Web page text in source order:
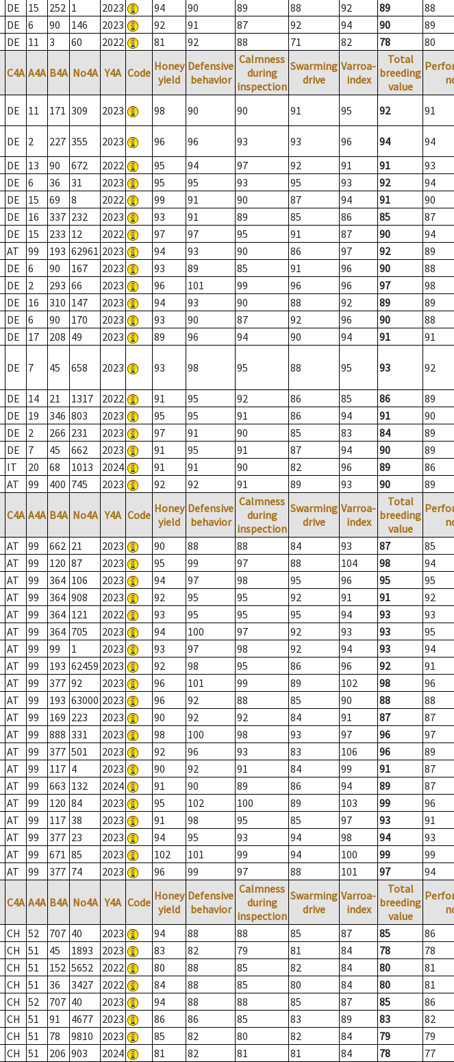
DE 15 252 1 2023 94 90 89 88 92 89
88
DE 6 90 146 2023 92 91 87 92 94 90
89
DE 11 3 60 2022 81 92 88 71 82 78 80
C4A A4A B4A No4A Y4A Code Honey
yield
Defensive
behavior
Calmness
during
inspection
Swarming
drive
Varroa-
index
Total
breeding
value
DE 11 171 309 2023 98 90 90 91 95 92 91
DE 2 227 355 2023 96 96 93 93 96 94
94
DE 13 90 672 2022 95 94 97 92 91 91
93
DE 6 36 31 2023 95 95 93 95 93 92
94
DE 15 69 8 2022 99 91 90 87 94 91
90
DE 16 337 232 2023 93 91 89 85 86 85
87
DE 15 233 12 2022 97 97 95 91 87 90
94
AT 99 193 62961 2023 94 93 90 86 97 92
89
DE 6 90 167 2023 93 89 85 91 96 90
88
DE 2 293 66 2023 96 101 99 96 96 97
98
DE 16 310 147 2023 94 93 90 88 92 89
89
DE 6 90 170 2023 93 90 87 92 96 90
88
DE 17 208 49 2023 89 96 94 90 94 91 91
DE 7 45 658 2023 93 98 95 88 95 93 92
DE 14 21 1317 2022 91 95 92 86 85 86
89
DE 19 346 803 2023 95 95 91 86 94 91
90
DE 2 266 231 2023 97 91 90 85 83 84
89
DE 7 45 662 2023 91 95 91 87 94 90
89
IT 20 68 1013 2024 91 91 90 82 96 89
86
AT 99 400 745 2023 92 92 91 89 93 90 89
C4A A4A B4A No4A Y4A Code Honey
yield
Defensive
behavior
Calmness
during
inspection
Swarming
drive
Varroa-
index
Total
breeding
value
AT 99 662 21 2023 90 88 88 84 93 87
85
AT 99 120 87 2023 95 99 97 88 104 98
94
AT 99 364 106 2023 94 97 98 95 96 95
95
AT 99 364 908 2023 92 95 95 92 91 91
92
AT 99 364 121 2022 93 95 95 95 94 93
93
AT 99 364 705 2023 94 100 97 92 93 93
95
AT 99 99 1 2023 93 97 98 92 94 93
94
AT 99 193 62459 2023 92 98 95 86 96 92
91
AT 99 377 92 2023 96 101 99 89 102 98
96
AT 99 193 63000 2023 96 92 88 85 90 88
88
AT 99 169 223 2023 90 92 92 84 91 87
87
AT 99 888 331 2023 98 100 98 93 97 96
97
AT 99 377 501 2023 92 96 93 83 106 96
89
AT 99 117 4 2023 90 92 91 84 99 91
87
AT 99 663 132 2024 91 90 89 86 94 89
87
AT 99 120 84 2023 95 102 100 89 103 99
96
AT 99 117 38 2023 91 98 95 85 97 93
91
AT 99 377 23 2023 94 95 93 94 98 94
93
AT 99 671 85 2023 102 101 99 94 100 99
99
AT 99 377 74 2023 96 99 97 88 101 97 94
C4A A4A B4A No4A Y4A Code Honey
yield
Defensive
behavior
Calmness
during
inspection
Swarming
drive
Varroa-
index
Total
breeding
value
CH 52 707 40 2023 94 88 88 85 87 85
86
CH 51 45 1893 2023 83 82 79 81 84 78
78
CH 51 152 5652 2022 80 88 85 82 84 80
81
CH 51 36 3427 2022 84 88 85 80 84 80
81
CH 52 707 40 2023 94 88 88 85 87 85
86
CH 51 91 4677 2023 86 86 85 83 89 83
82
CH 51 78 9810 2023 85 82 80 82 84 79
79
CH 51 206 903 2024 81 82 81 81 84 78 77